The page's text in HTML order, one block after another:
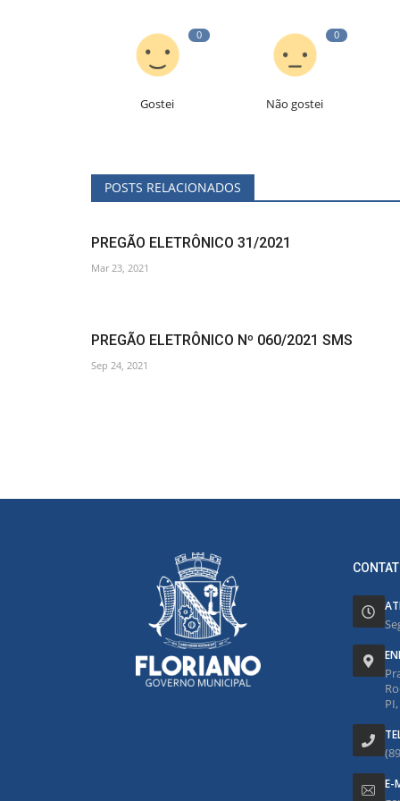
0
Gostei
0
Não gostei
POSTS RELACIONADOS
PREGÃO ELETRÔNICO 31/2021
Mar 23, 2021
PREGÃO ELETRÔNICO Nº 060/2021 SMS
Sep 24, 2021
E-